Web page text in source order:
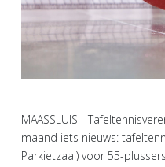
MAASSLUIS -
maand iets nieuws:
Parkietzaal) voor 55-